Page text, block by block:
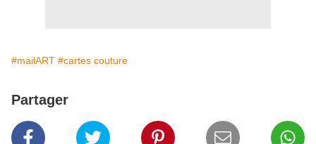
#mailART #cartes couture
Partager